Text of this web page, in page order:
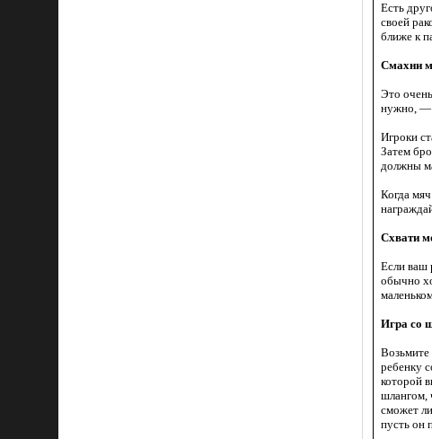
Есть
своей
ближе к
Смахни
Это
нужно, —
Игроки
Затем
должны
Когда
Схвати
Если ваш
обычно
Игра со
ребенку
которой
шлангом,
сможет
пусть он